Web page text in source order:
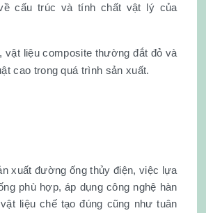
cấu trúc và tính chất vật lý của
vật liệu composite thường đắt đỏ và
cao trong quá trình sản xuất.
xuất đường ống thủy điện, việc lựa
phù hợp, áp dụng công nghệ hàn
liệu chế tạo đúng cũng như tuân